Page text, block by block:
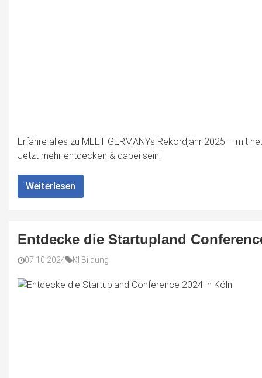
Erfahre alles zu MEET GERMANYs Rekordjahr 2025 – mit
Jetzt mehr entdecken & dabei sein!
Weiterlesen
Entdecke die Startupland
07.10.2024 KI Bildung